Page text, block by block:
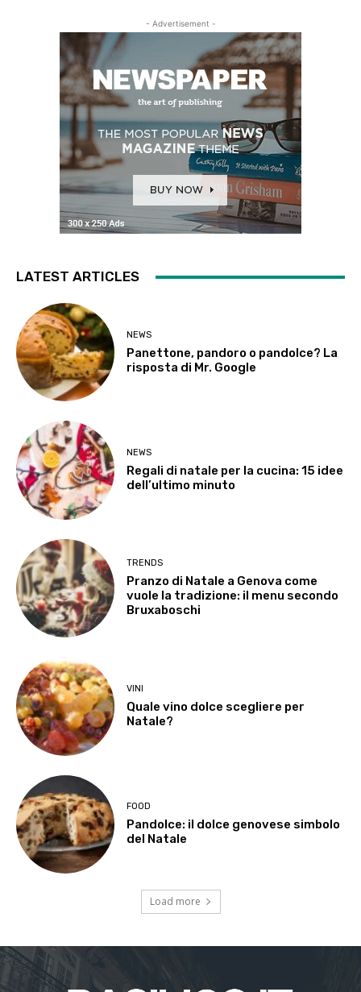
- Advertisement -
LATEST ARTICLES
NEWS
Panettone, pandoro o pandolce? La
risposta di Mr. Google
NEWS
Regali di natale per la cucina: 15 idee
dell’ultimo minuto
TRENDS
Pranzo di Natale a Genova come
vuole la tradizione: il menu secondo
Bruxaboschi
VINI
Quale vino dolce scegliere per
Natale?
FOOD
Pandolce: il dolce genovese simbolo
del Natale
Load more